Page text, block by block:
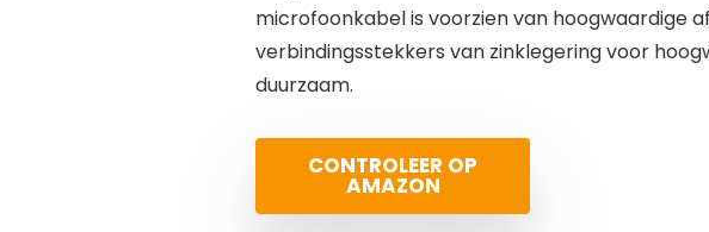
microfoonkabel is voorzien van hoogwaardige
verbindingsstekkers van zinklegering voor
duurzaam.
CONTROLEER OP
AMAZON